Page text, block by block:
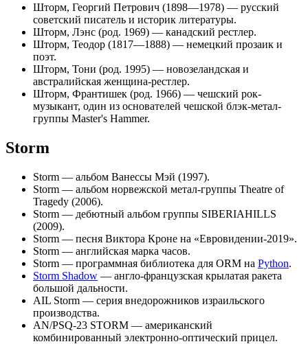
Шторм, Георгий Петрович (1898—1978) — русский
советский писатель и историк литературы.
Шторм, Лэнс (род. 1969) — канадский рестлер.
Шторм, Теодор (1817—1888) — немецкий прозаик и
поэт.
Шторм, Тони (род. 1995) — новозеландская и
австралийская женщина-рестлер.
Шторм, Франтишек (род. 1966) — чешский рок-
музыкант, один из основателей чешской блэк-метал-
группы Master's Hammer.
Storm
Storm — альбом Ванессы Мэй (1997).
Storm — альбом норвежской метал-группы Theatre of
Tragedy (2006).
Storm — дебютный альбом группы SIBERIAHILLS
(2009).
Storm — песня Виктора Кроне на «Евровидении-2019».
Storm — английская марка часов.
Storm — программная библиотека для ORM на Python.
Storm Shadow — англо-французская крылатая ракета
большой дальности.
AIL Storm — серия внедорожников израильского
производства.
AN/PSQ-23 STORM — американский
комбинированный электронно-оптический прицел.